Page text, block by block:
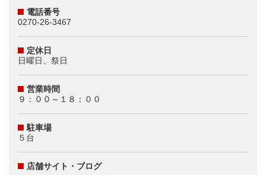
電話番号
0270-26-3467
定休日
日曜日、祭日
営業時間
９：００～１８：００
駐車場
５台
店舗サイト・ブログ